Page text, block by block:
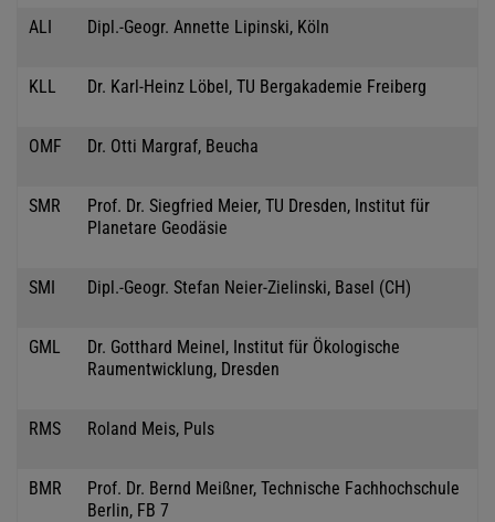
ALI Dipl.-Geogr. Annette Lipinski, Köln
KLL Dr. Karl-Heinz Löbel, TU Bergakademie Freiberg
OMF Dr. Otti Margraf, Beucha
SMR
Prof. Dr. Siegfried Meier, TU Dresden, Institut für
Planetare Geodäsie
SMI Dipl.-Geogr. Stefan Neier-Zielinski, Basel (CH)
GML
Dr. Gotthard Meinel, Institut für Ökologische
Raumentwicklung, Dresden
RMS Roland Meis, Puls
BMR
Prof. Dr. Bernd Meißner, Technische Fachhochschule
Berlin, FB 7